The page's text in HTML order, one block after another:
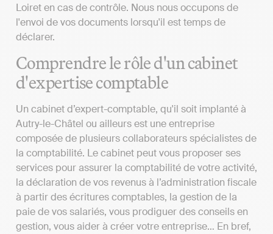
Loiret en cas de contrôle. Nous nous occupons de
l'envoi de vos documents lorsqu'il est temps de
déclarer.
Comprendre le rôle d'un cabinet
d'expertise comptable
Un cabinet d’expert-comptable, qu'il soit implanté à
Autry-le-Châtel ou ailleurs est une entreprise
composée de plusieurs collaborateurs spécialistes de
la comptabilité. Le cabinet peut vous proposer ses
services pour assurer la comptabilité de votre activité,
la déclaration de vos revenus à l’administration fiscale
à partir des écritures comptables, la gestion de la
paie de vos salariés, vous prodiguer des conseils en
gestion, vous aider à créer votre entreprise… En bref,